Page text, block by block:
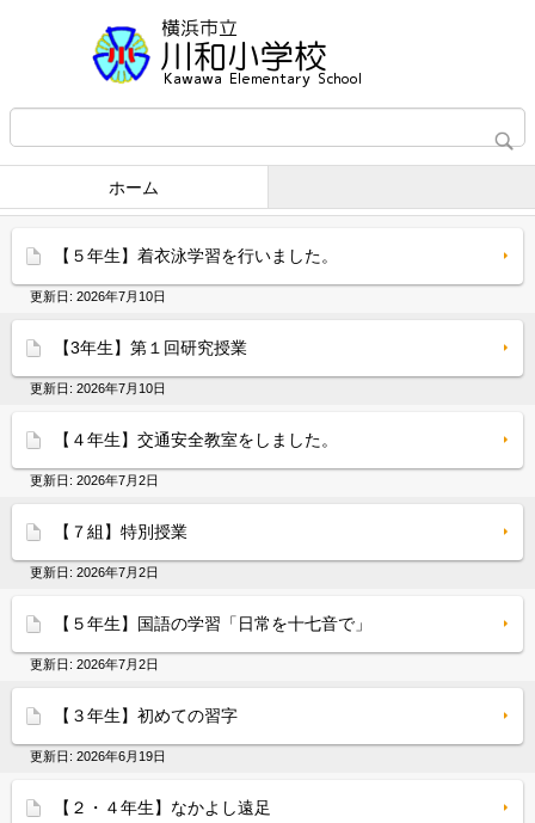
ホーム
【５年生】着衣泳学習を行いました。
更新日: 2026年7月10日
【3年生】第１回研究授業
更新日: 2026年7月10日
【４年生】交通安全教室をしました。
更新日: 2026年7月2日
【７組】特別授業
更新日: 2026年7月2日
【５年生】国語の学習「日常を十七音で」
更新日: 2026年7月2日
【３年生】初めての習字
更新日: 2026年6月19日
【２・４年生】なかよし遠足